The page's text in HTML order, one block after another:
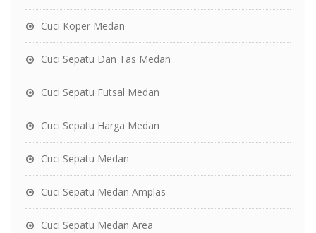
Cuci Koper Medan
Cuci Sepatu Dan Tas Medan
Cuci Sepatu Futsal Medan
Cuci Sepatu Harga Medan
Cuci Sepatu Medan
Cuci Sepatu Medan Amplas
Cuci Sepatu Medan Area